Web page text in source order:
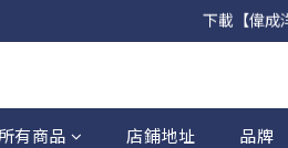
所有商品 店鋪地址 品牌